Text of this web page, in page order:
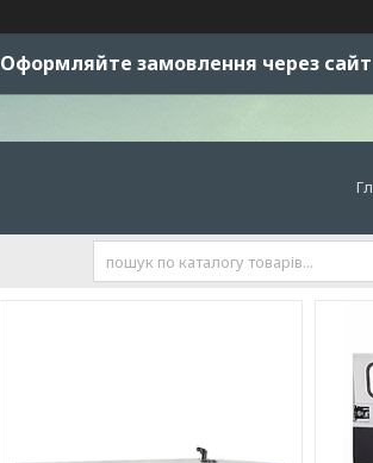
Оформляйте замовлення через